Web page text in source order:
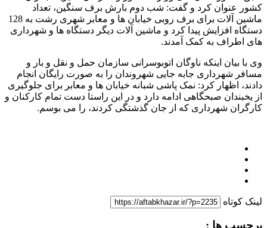
کشور عنوان کرد و گفت: شب دوم بارش برف سنگین، تعداد
ماشین آلات برای برف روبی خیابان ها و معابر شهری رشت به 128
دستگاه افزایش پیدا کرد و ماشین آلات دیگر دستگاه ها و شهرداری
های اطراف به کمک آمدند.
وی با بیان اینکه ناوگان اتوبوسرانی سازمان حمل و نقل و بار و
مسافر شهرداری جابه جایی شهروندان را به صورت رایگان انجام
دادند، اظهار کرد: نمک پاشی شبانه خیابان ها و معابر برای جلوگیری
از یخبندان صبحگاهی ادامه دارد و در این راستا دست تمام کارکنان و
کارگران شهرداری که از جان گذشتگی کردند، را می بوسم.
لینک کوتاه